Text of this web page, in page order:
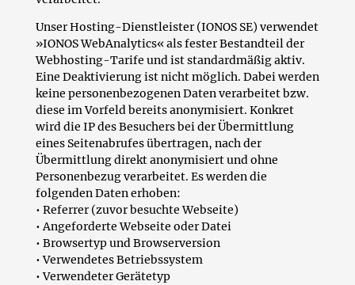
Unser Hosting-Dienstleister (IONOS SE) verwendet
»IONOS WebAnalytics« als fester Bestandteil der
Webhosting-Tarife und ist standardmäßig aktiv.
Eine Deaktivierung ist nicht möglich. Dabei werden
keine personenbezogenen Daten verarbeitet bzw.
diese im Vorfeld bereits anonymisiert. Konkret
wird die IP des Besuchers bei der Übermittlung
eines Seitenabrufes übertragen, nach der
Übermittlung direkt anonymisiert und ohne
Personenbezug verarbeitet. Es werden die
folgenden Daten erhoben:
• Referrer (zuvor besuchte Webseite)
• Angeforderte Webseite oder Datei
• Browsertyp und Browserversion
• Verwendetes Betriebssystem
• Verwendeter Gerätetyp